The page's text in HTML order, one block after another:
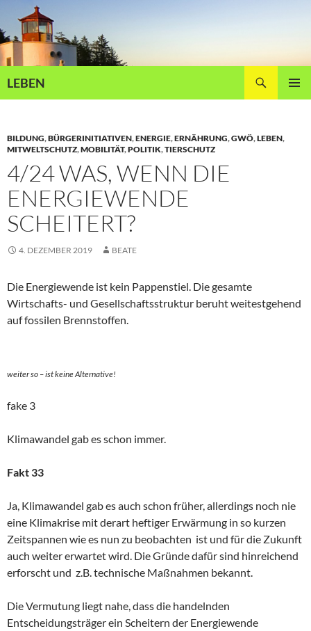
Inhalt
springen
LEBEN
BILDUNG,BÜRGERINITIATIVEN,ENERGIE,ERNÄHRUNG,GWÖ,LEBEN,
MITWELTSCHUTZ,MOBILITÄT,POLITIK,TIERSCHUTZ
4/24 WAS, WENN DIE
ENERGIEWENDE
SCHEITERT?
4. DEZEMBER 2019 BEATE
Die Energiewende ist kein Pappenstiel. Die gesamte
Wirtschafts- und Gesellschaftsstruktur beruht weitestgehend
auf fossilen Brennstoffen.
weiter so – ist keine Alternative!
fake 3
Klimawandel gab es schon immer.
Fakt 33
Ja, Klimawandel gab es auch schon früher, allerdings noch nie
eine Klimakrise mit derart heftiger Erwärmung in so kurzen
Zeitspannen wie es nun zu beobachten ist und für die Zukunft
auch weiter erwartet wird. Die Gründe dafür sind hinreichend
erforscht und z.B. technische Maßnahmen bekannt.
Die Vermutung liegt nahe, dass die handelnden
Entscheidungsträger ein Scheitern der Energiewende